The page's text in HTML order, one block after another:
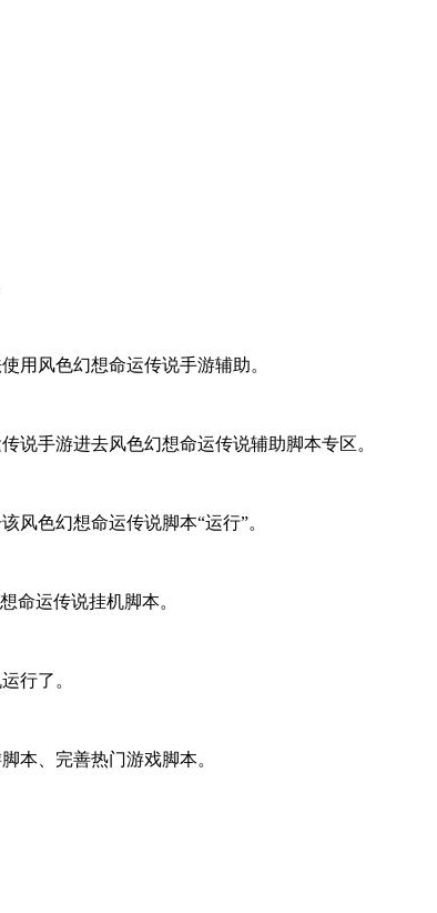
用风色幻想命运传说手游辅助。
说手游进去风色幻想命运传说辅助脚本专区。
风色幻想命运传说脚本“运行”。
命运传说挂机脚本。
行了。
本、完善热门游戏脚本。